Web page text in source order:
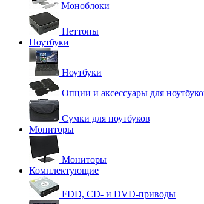
Моноблоки
Неттопы
Ноутбуки
Ноутбуки
Опции и аксессуары для
Сумки для ноутбуков
Мониторы
Мониторы
Комплектующие
FDD, CD- и DVD-приводы